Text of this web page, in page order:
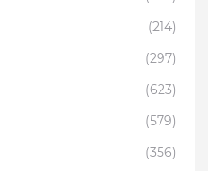
(214)
(297)
(623)
(579)
(356)